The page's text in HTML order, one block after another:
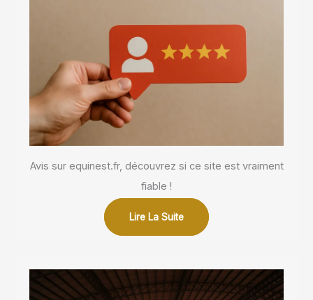
Avis sur equinest.fr, découvrez si ce site est vraiment
fiable !
Lire La Suite